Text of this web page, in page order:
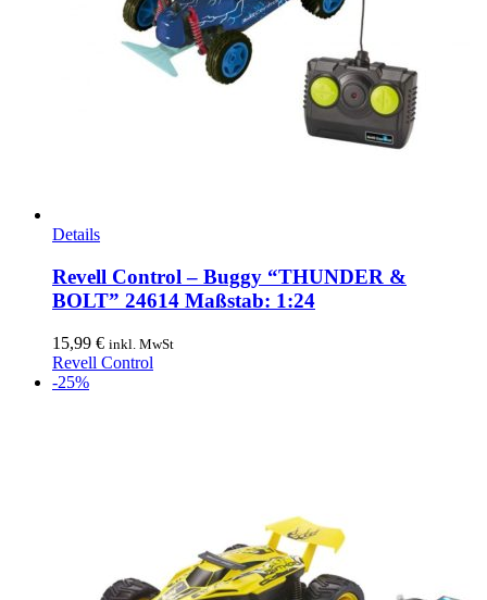
Details
Revell Control – Buggy “THUNDER &
BOLT” 24614 Maßstab: 1:24
15,99 € inkl. MwSt
Revell Control
-25%